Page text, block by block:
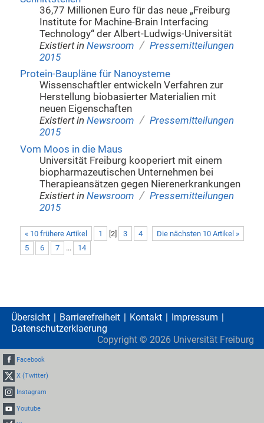
36,77 Millionen Euro für das neue „Freiburg
Institute for Machine-Brain Interfacing
Technology“ der Albert-Ludwigs-Universität
Existiert in Newsroom / Pressemitteilungen
2015
Protein-Baupläne für Nanoysteme
Wissenschaftler entwickeln Verfahren zur
Herstellung biobasierter Materialien mit
neuen Eigenschaften
Existiert in Newsroom / Pressemitteilungen
2015
Vom Moos in die Maus
Universität Freiburg kooperiert mit einem
biopharmazeutischen Unternehmen bei
Therapieansätzen gegen Nierenerkrankungen
Existiert in Newsroom / Pressemitteilungen
2015
« 10 frühere Artikel Die nächsten 10 Artikel »
1 2] 3
4
5
6 7 ... 14
Übersicht Barrierefreiheit Kontakt
Impressum
Datenschutzerklaerung
Copyright © 2026 Universität Freiburg
Facebook
X (Twitter)
Instagram
Youtube